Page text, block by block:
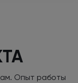
Опыт работы